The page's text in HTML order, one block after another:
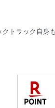
トラック自身